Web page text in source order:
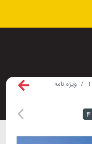
ویژه نامه
۴